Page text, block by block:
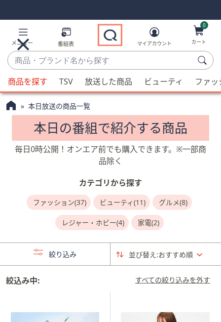
Links
Links2
メニュー 番組表
商
品・
ブ
ラ
ン
ド
か
ら
候
補
が
利
能
印
ー
ま
タ
マイアカウント
0
カート
商品を探す TSV 放送した商品 ビューティ ファ
本日放送の商品一覧
本日の番組で紹介する商品
毎日0時公開！オンエア前でも購入できます。※一部商
品除く
カテゴリから探す
ファッション(37) ビューティ(11) グルメ(8)
レジャー・ホビー(4) 家電(2)
並び替え:おすすめ順
絞り込み
すべての絞り込みを外す
絞込み中: